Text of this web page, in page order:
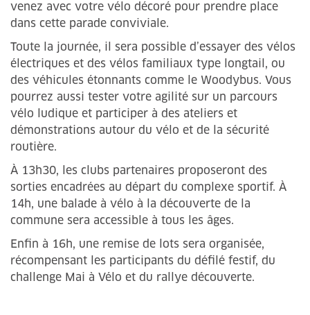
venez avec votre vélo décoré pour prendre place
dans cette parade conviviale.
Toute la journée, il sera possible d’essayer des vélos
électriques et des vélos familiaux type longtail, ou
des véhicules étonnants comme le Woodybus. Vous
pourrez aussi tester votre agilité sur un parcours
vélo ludique et participer à des ateliers et
démonstrations autour du vélo et de la sécurité
routière.
À 13h30, les clubs partenaires proposeront des
sorties encadrées au départ du complexe sportif. À
14h, une balade à vélo à la découverte de la
commune sera accessible à tous les âges.
Enfin à 16h, une remise de lots sera organisée,
récompensant les participants du défilé festif, du
challenge Mai à Vélo et du rallye découverte.